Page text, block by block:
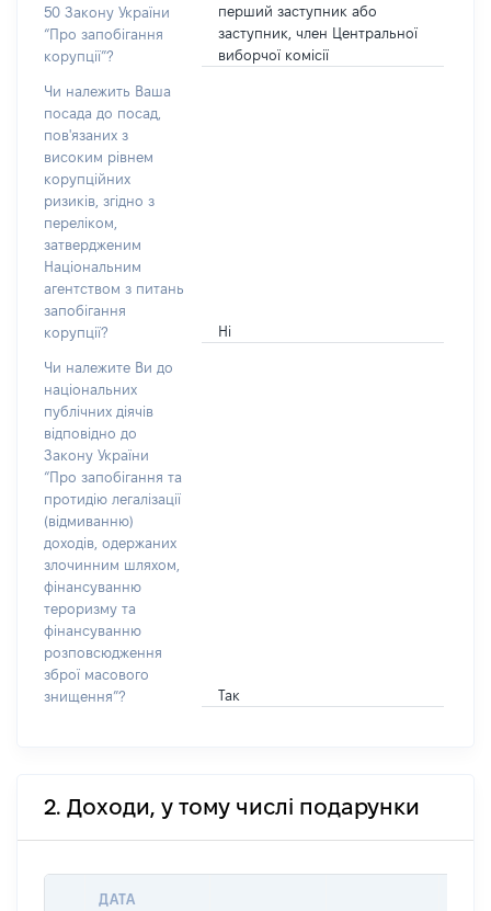
50 Закону України
“Про запобігання
корупції”?
перший заступник або
заступник, член Центральної
виборчої комісії
Чи належить Ваша
посада до посад,
пов'язаних з
високим рівнем
корупційних
ризиків, згідно з
переліком,
затвердженим
Національним
агентством з питань
запобігання
корупції?
Ні
Чи належите Ви до
національних
публічних діячів
відповідно до
Закону України
“Про запобігання та
протидію легалізації
(відмиванню)
доходів, одержаних
злочинним шляхом,
фінансуванню
тероризму та
фінансуванню
розповсюдження
зброї масового
знищення”?
Так
2. Доходи, у тому числі подарунки
ДАТА